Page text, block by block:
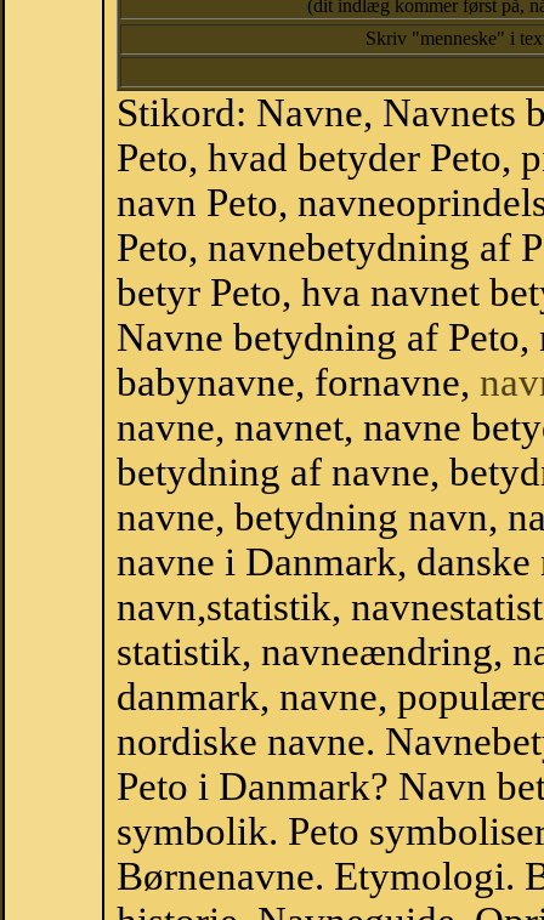
(dit indlæg kommer først på,
Skriv "menneske" i
Stikord: Navne, Navnets
Peto, hvad betyder Peto,
navn Peto,
Peto, navnebetydning af
betyr Peto, hva navnet
Navne betydning af
babynavne, fornavne,
navne, navnet, navne
betydning af navne,
navne, betydning navn,
navne i Danmark,
navn,statistik,
statistik, navneændring,
danmark, navne,
nordiske navne.
Peto i Danmark? Navn
symbolik. Peto
Børnenavne. Etymologi.